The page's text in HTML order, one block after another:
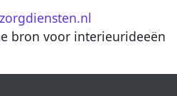
bron voor interieurideeën